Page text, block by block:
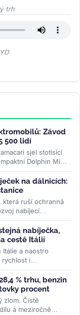
trh
Závod
500 lidí
sjel stotisící
Dolphin Mini
na dálnicích:
která ruší ochranná
nabíjecí
nabíječka,
cestě Itálií
Itálie a naostro
rychlost i
% trhu, benzin
procent
zlom. Čistě
a meziročně